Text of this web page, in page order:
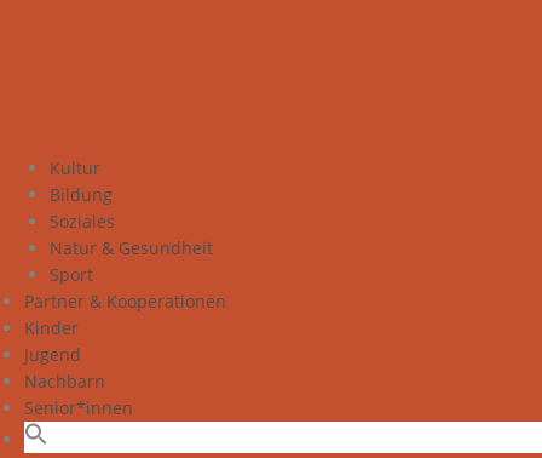
Kultur
Bildung
Soziales
Natur & Gesundheit
Sport
Partner & Kooperationen
Kinder
Jugend
Nachbarn
Senior*innen